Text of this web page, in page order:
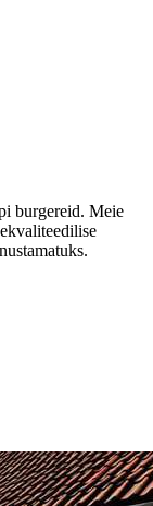
burgereid. Meie